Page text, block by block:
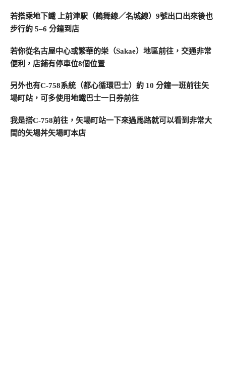
若搭乘地下鐵 上前津駅 （鶴舞線／名城線）9號出口出來後也
步行約 5–6 分鐘到店
若你從名古屋中心或繁華的栄（Sakae）地區前往，交通非常
便利，店鋪有停車位8個位置
另外也有C‑758系統（都心循環巴士）約 10 分鐘一班前往矢
場町站，可多使用地鐵巴士一日券前往
我是搭C-758前往， 矢場町站一下來過馬路就可以看到非常大
間的矢場丼矢場町本店